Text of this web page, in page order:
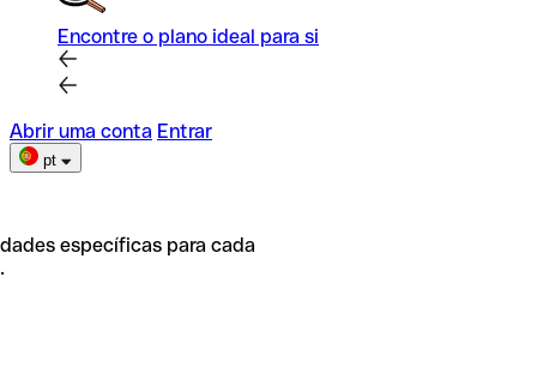
Encontre o plano ideal para si
Abrir uma conta Entrar
pt
específicas para cada